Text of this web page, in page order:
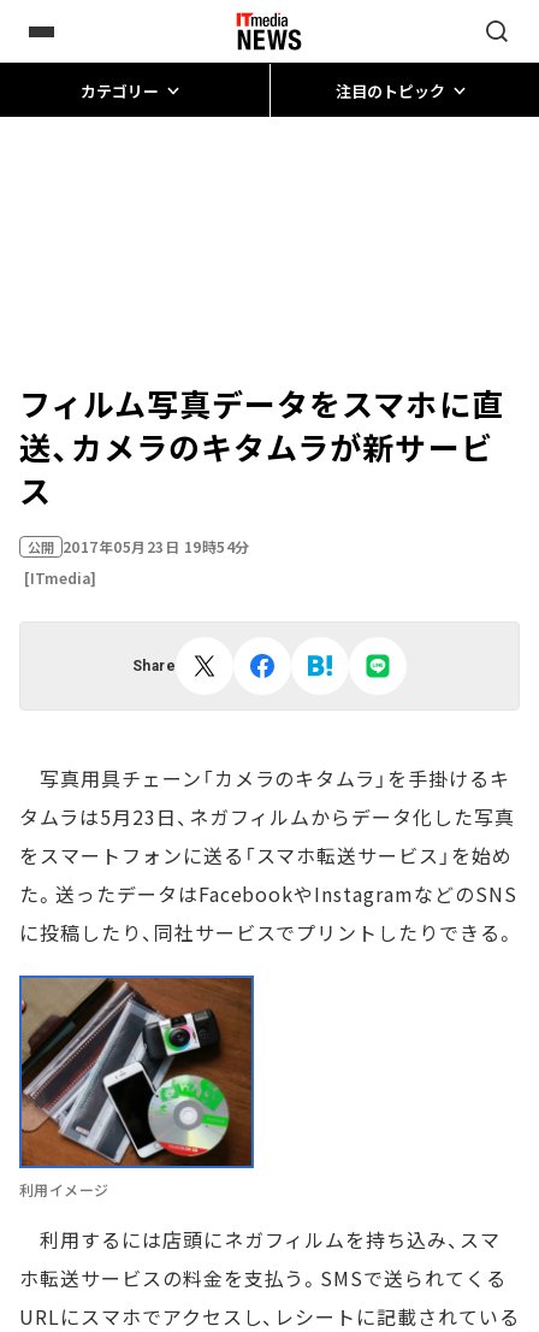
カテゴリー 注目のトピック
フィルム写真データをスマホに直
送、カメラのキタムラが新サービ
ス
公開 2017年05月23日 19時54分
[ITmedia]
Share
写真用具チェーン「カメラのキタムラ」を手掛けるキ
タムラは5月23日、ネガフィルムからデータ化した写真
をスマートフォンに送る「スマホ転送サービス」を始め
た。送ったデータはFacebookやInstagramなどのSNS
に投稿したり、同社サービスでプリントしたりできる。
利用イメージ
利用するには店頭にネガフィルムを持ち込み、スマ
ホ転送サービスの料金を支払う。SMSで送られてくる
URLにスマホでアクセスし、レシートに記載されている